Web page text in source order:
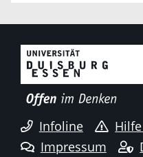
Infoline
Impressum